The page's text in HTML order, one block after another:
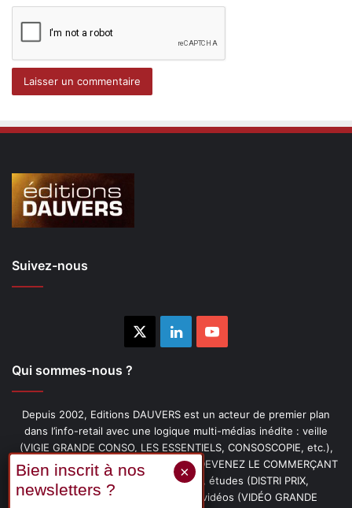
Suivez-nous
LinkedinYouTube
Qui sommes-nous ?
Depuis 2002, Editions DAUVERS est un acteur de premier plan
dans l’info-retail avec une logique multi-médias inédite : veille
(VIGIE GRANDE CONSO, LES ESSENTIELS, CONSOSCOPIE, etc.),
livres (PENSER-CLIENT, IMAGE-PRIX, DEVENEZ LE COMMERÇANT
PRÉFÉRÉ DE VOS CLIENTS, etc.), études (DISTRI PRIX,
PROMOFLASH, DRIVE INSIGHTS), vidéos (VIDÉO GRANDE